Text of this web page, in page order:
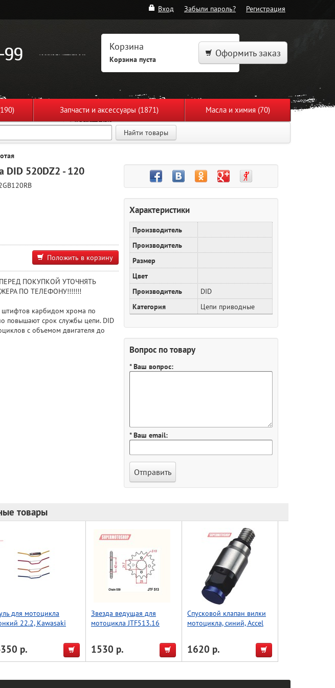
Вход Забыли пароль? Регистрация
Корзина
Корзина пуста
Оформить заказ
Запчасти и аксессуары (1871) Масла и химия (70)
Найти товары
DID 520DZ2 - 120
Положить в корзину
ПОКУПКОЙ УТОЧНЯТЬ
ПО ТЕЛЕФОНУ!!!!!!!
штифтов карбидом хрома по
повышают срок службы цепи. DID
с объемом двигателя до
Характеристики
Производитель
Производитель
Размер
Цвет
Производитель
DID
Категория
Цепи приводные
Вопрос по товару
* Ваш вопрос:
* Ваш email:
товары
для мотоцикла
22.2, Kawasaki
р.
Звезда ведущая для
мотоцикла JTF513.16
1530 р.
Спусковой клапан вилки
мотоцикла, синий, Accel
1620 р.